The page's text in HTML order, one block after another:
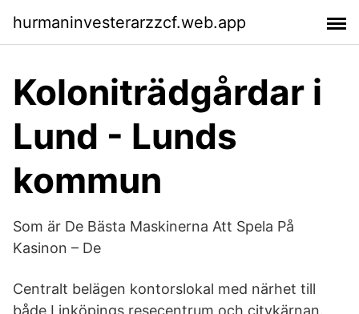
hurmaninvesterarzzcf.web.app
Koloniträdgårdar i
Lund - Lunds
kommun
Som är De Bästa Maskinerna Att Spela På
Kasinon – De
Centralt belägen kontorslokal med närhet till
både Linköpings resecentrum och citykärnan.